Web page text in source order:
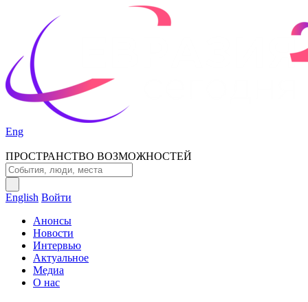
Eng
ПРОСТРАНСТВО ВОЗМОЖНОСТЕЙ
English Войти
Анонсы
Новости
Интервью
Актуальное
Медиа
О нас